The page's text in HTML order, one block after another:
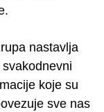
nastavlja
koje su
sve nas